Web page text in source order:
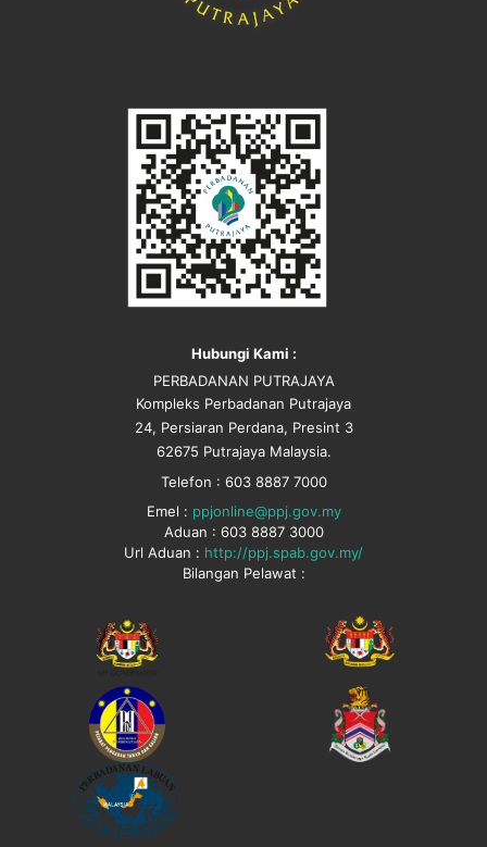
Hubungi Kami :
PERBADANAN PUTRAJAYA
Kompleks Perbadanan Putrajaya
24, Persiaran Perdana, Presint 3
62675 Putrajaya Malaysia.
Telefon : 603 8887 7000
Emel : ppjonline@ppj.gov.my
Aduan : 603 8887 3000
Url Aduan : http://ppj.spab.gov.my/
Bilangan Pelawat :